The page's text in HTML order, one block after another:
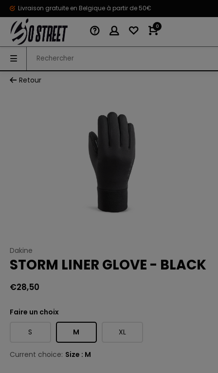
Livraison gratuite en Belgique à partir de 50€
0
Retour
Dakine
STORM LINER GLOVE - BLACK
€28,50
Faire un choix
S M XL
Current choice: Size : M